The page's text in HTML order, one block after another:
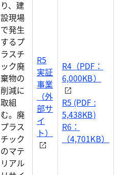
り、建
設現場
で発生
するプ
ラスチ
ック廃
棄物の
削減に
取組
む。廃
プラス
チック
のマテ
リアル
R5
実証
事業
（外
部サ
イ
ト）
R4（PDF：
6,000KB）
R5 (PDF :
5,438KB)
R6：
（4,701KB）